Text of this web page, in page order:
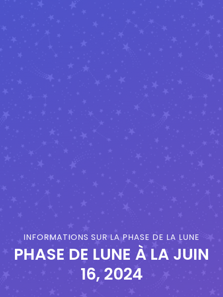
INFORMATIONS SUR LA PHASE DE LA LUNE
PHASE DE LUNE À LAJUIN
16, 2024